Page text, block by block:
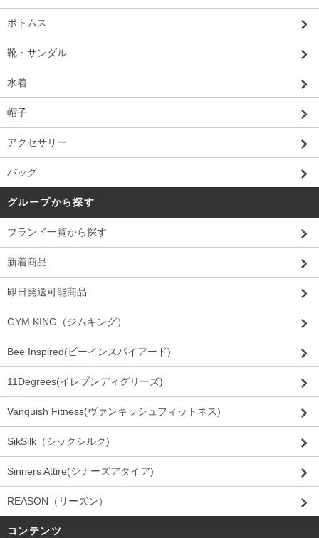
ボトムス
靴・サンダル
水着
帽子
アクセサリー
バッグ
グループから探す
ブランド一覧から探す
新着商品
即日発送可能商品
GYM KING（ジムキング）
Bee Inspired(ビーインスパイアード)
11Degrees(イレブンディグリーズ)
Vanquish Fitness(ヴァンキッシュフィットネス)
SikSilk（シックシルク)
Sinners Attire(シナーズアタイア)
REASON（リーズン）
コンテンツ